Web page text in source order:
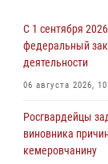
С 1 сентября
федеральный
деятельности
06 августа 2026,
Росгвардейцы
виновника
кемеровчанину